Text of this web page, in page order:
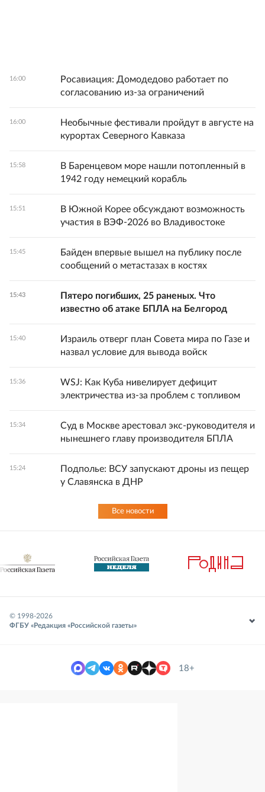
16:00
Росавиация: Домодедово работает по
согласованию из-за ограничений
16:00
Необычные фестивали пройдут в августе на
курортах Северного Кавказа
15:58
В Баренцевом море нашли потопленный в
1942 году немецкий корабль
15:51
В Южной Корее обсуждают возможность
участия в ВЭФ-2026 во Владивостоке
15:45
Байден впервые вышел на публику после
сообщений о метастазах в костях
15:43
Пятеро погибших, 25 раненых. Что
известно об атаке БПЛА на Белгород
15:40
Израиль отверг план Совета мира по Газе и
назвал условие для вывода войск
15:36
WSJ: Как Куба нивелирует дефицит
электричества из-за проблем с топливом
15:34
Суд в Москве арестовал экс-руководителя и
нынешнего главу производителя БПЛА
15:24
Подполье: ВСУ запускают дроны из пещер
у Славянска в ДНР
Все новости
© 1998-2026
ФГБУ «Редакция «Российской газеты»
18+